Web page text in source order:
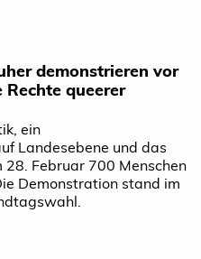
demonstrieren vor
queerer
ein
Landesebene und das
Februar 700 Menschen
Demonstration stand im